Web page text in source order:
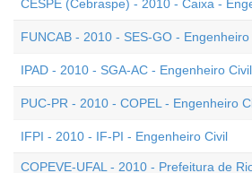
CESPE (Cebraspe) - 2010 - Caixa -
FUNCAB - 2010 - SES-GO - Engenheiro
IPAD - 2010 - SGA-AC - Engenheiro
PUC-PR - 2010 - COPEL - Engenheiro
IFPI - 2010 - IF-PI - Engenheiro Civil
COPEVE-UFAL - 2010 - Prefeitura de